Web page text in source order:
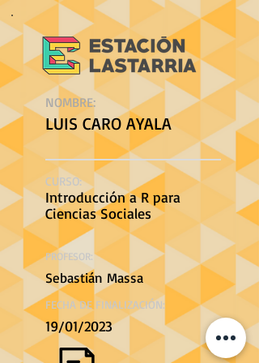
NOMBRE:
LUIS CARO AYALA
CURSO:
Introducción a R para
Ciencias Sociales
PROFESOR:
Sebastián Massa
FECHA DE FINALIZACIÓN:
19/01/2023